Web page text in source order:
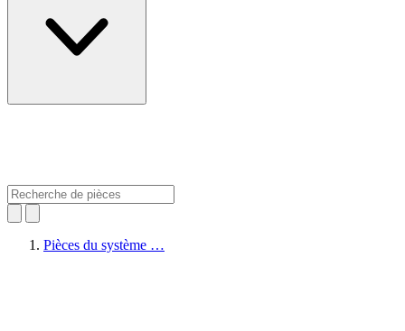
Pièces du système …